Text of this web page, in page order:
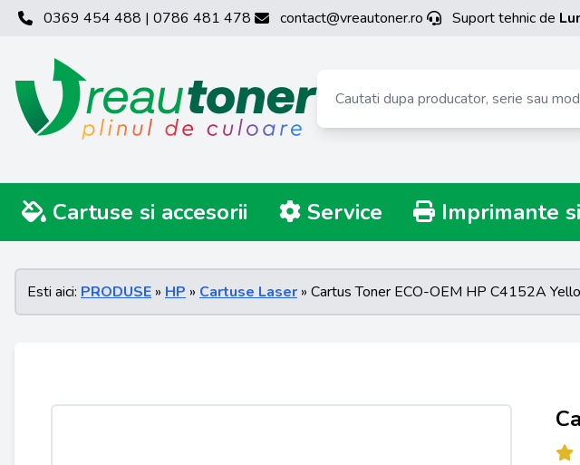
0369 454 488 | 0786 481 478 contact@vreautoner.ro Suport tehnic de
Cartuse si accesorii Service Imprimante
Esti aici: PRODUSE » HP » Cartuse Laser » Cartus Toner ECO-OEM HP C4152A